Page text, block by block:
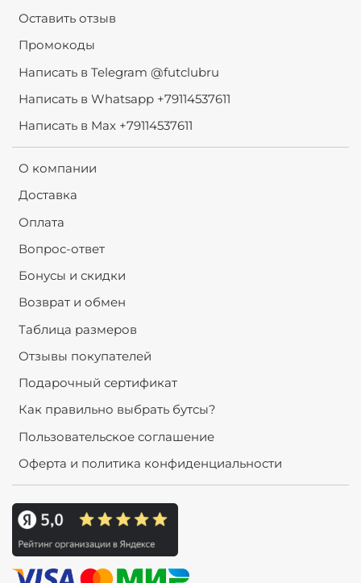
Оставить отзыв
Промокоды
Написать в Telegram @futclubru
Написать в Whatsapp +79114537611
Написать в Max +79114537611
О компании
Доставка
Оплата
Вопрос-ответ
Бонусы и скидки
Возврат и обмен
Таблица размеров
Отзывы покупателей
Подарочный сертификат
Как правильно выбрать бутсы?
Пользовательское соглашение
Оферта и политика конфиденциальности